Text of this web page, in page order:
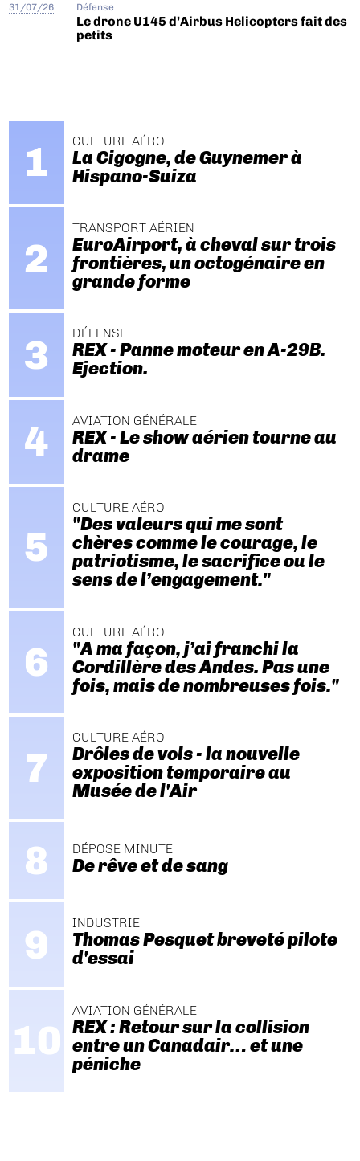
31/07/26 Défense
Le drone U145 d’Airbus Helicopters fait des
petits
CULTURE AÉRO
La Cigogne, de Guynemer à
Hispano-Suiza
TRANSPORT AÉRIEN
EuroAirport, à cheval sur trois
frontières, un octogénaire en
grande forme
DÉFENSE
REX - Panne moteur en A-29B.
Ejection.
AVIATION GÉNÉRALE
REX - Le show aérien tourne au
drame
CULTURE AÉRO
"Des valeurs qui me sont
chères comme le courage, le
patriotisme, le sacrifice ou le
sens de l’engagement."
CULTURE AÉRO
"A ma façon, j’ai franchi la
Cordillère des Andes. Pas une
fois, mais de nombreuses fois."
CULTURE AÉRO
Drôles de vols - la nouvelle
exposition temporaire au
Musée de l'Air
DÉPOSE MINUTE
De rêve et de sang
INDUSTRIE
Thomas Pesquet breveté pilote
d'essai
AVIATION GÉNÉRALE
REX : Retour sur la collision
entre un Canadair… et une
péniche